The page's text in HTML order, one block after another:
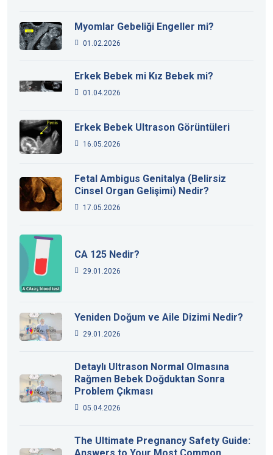
Myomlar Gebeliği Engeller mi?
01.02.2026
Erkek Bebek mi Kız Bebek mi?
01.04.2026
Erkek Bebek Ultrason Görüntüleri
16.05.2026
Fetal Ambigus Genitalya (Belirsiz
Cinsel Organ Gelişimi) Nedir?
17.05.2026
CA 125 Nedir?
29.01.2026
Yeniden Doğum ve Aile Dizimi Nedir?
29.01.2026
Detaylı Ultrason Normal Olmasına
Rağmen Bebek Doğduktan Sonra
Problem Çıkması
05.04.2026
The Ultimate Pregnancy Safety Guide: